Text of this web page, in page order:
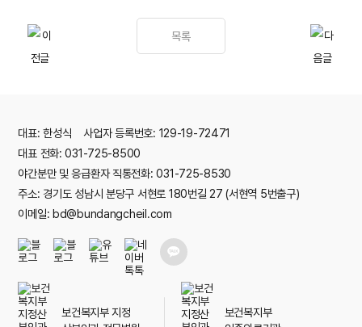
목록
대표: 한성식 사업자 등록번호: 129-19-72471
대표 전화: 031-725-8500
야간분만 및 응급환자 직통전화: 031-725-8530
주소: 경기도 성남시 분당구 서현로 180번길 27 (서현역 5번출구)
이메일: bd@bundangcheil.com
보건복지부 지정
보건복지부